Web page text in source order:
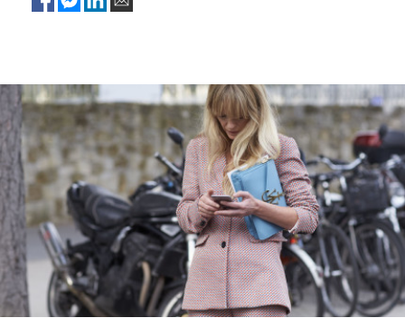
LAISVALAIKIS
KINAS
MUZIKA
TEATRAS
SPORTAS